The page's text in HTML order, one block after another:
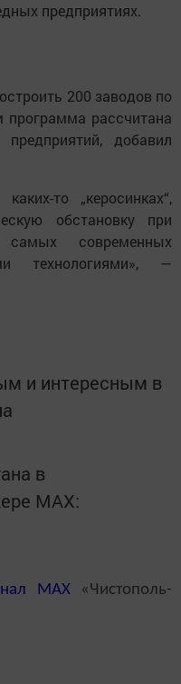
предприятиях.
200 заводов по
программа рассчитана
добавил
то „керосинках“,
обстановку при
современных
технологиями», —
и интересным в
в
MАХ:
MAX«Чистополь-